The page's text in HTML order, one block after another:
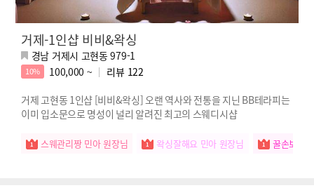
거제-1인샵 비비&왁싱
경남 거제시 고현동 979-1
10% 100,000 ~ 리뷰 122
거제 고현동 1인샵 [비비&왁싱] 오랜 역사와 전통을 지닌 BB테라피는
이미 입소문으로 명성이 널리 알려진 최고의 스웨디시샵
스웨관리짱 민아 원장님 왁싱잘해요 민아 원장님 꿀손보유